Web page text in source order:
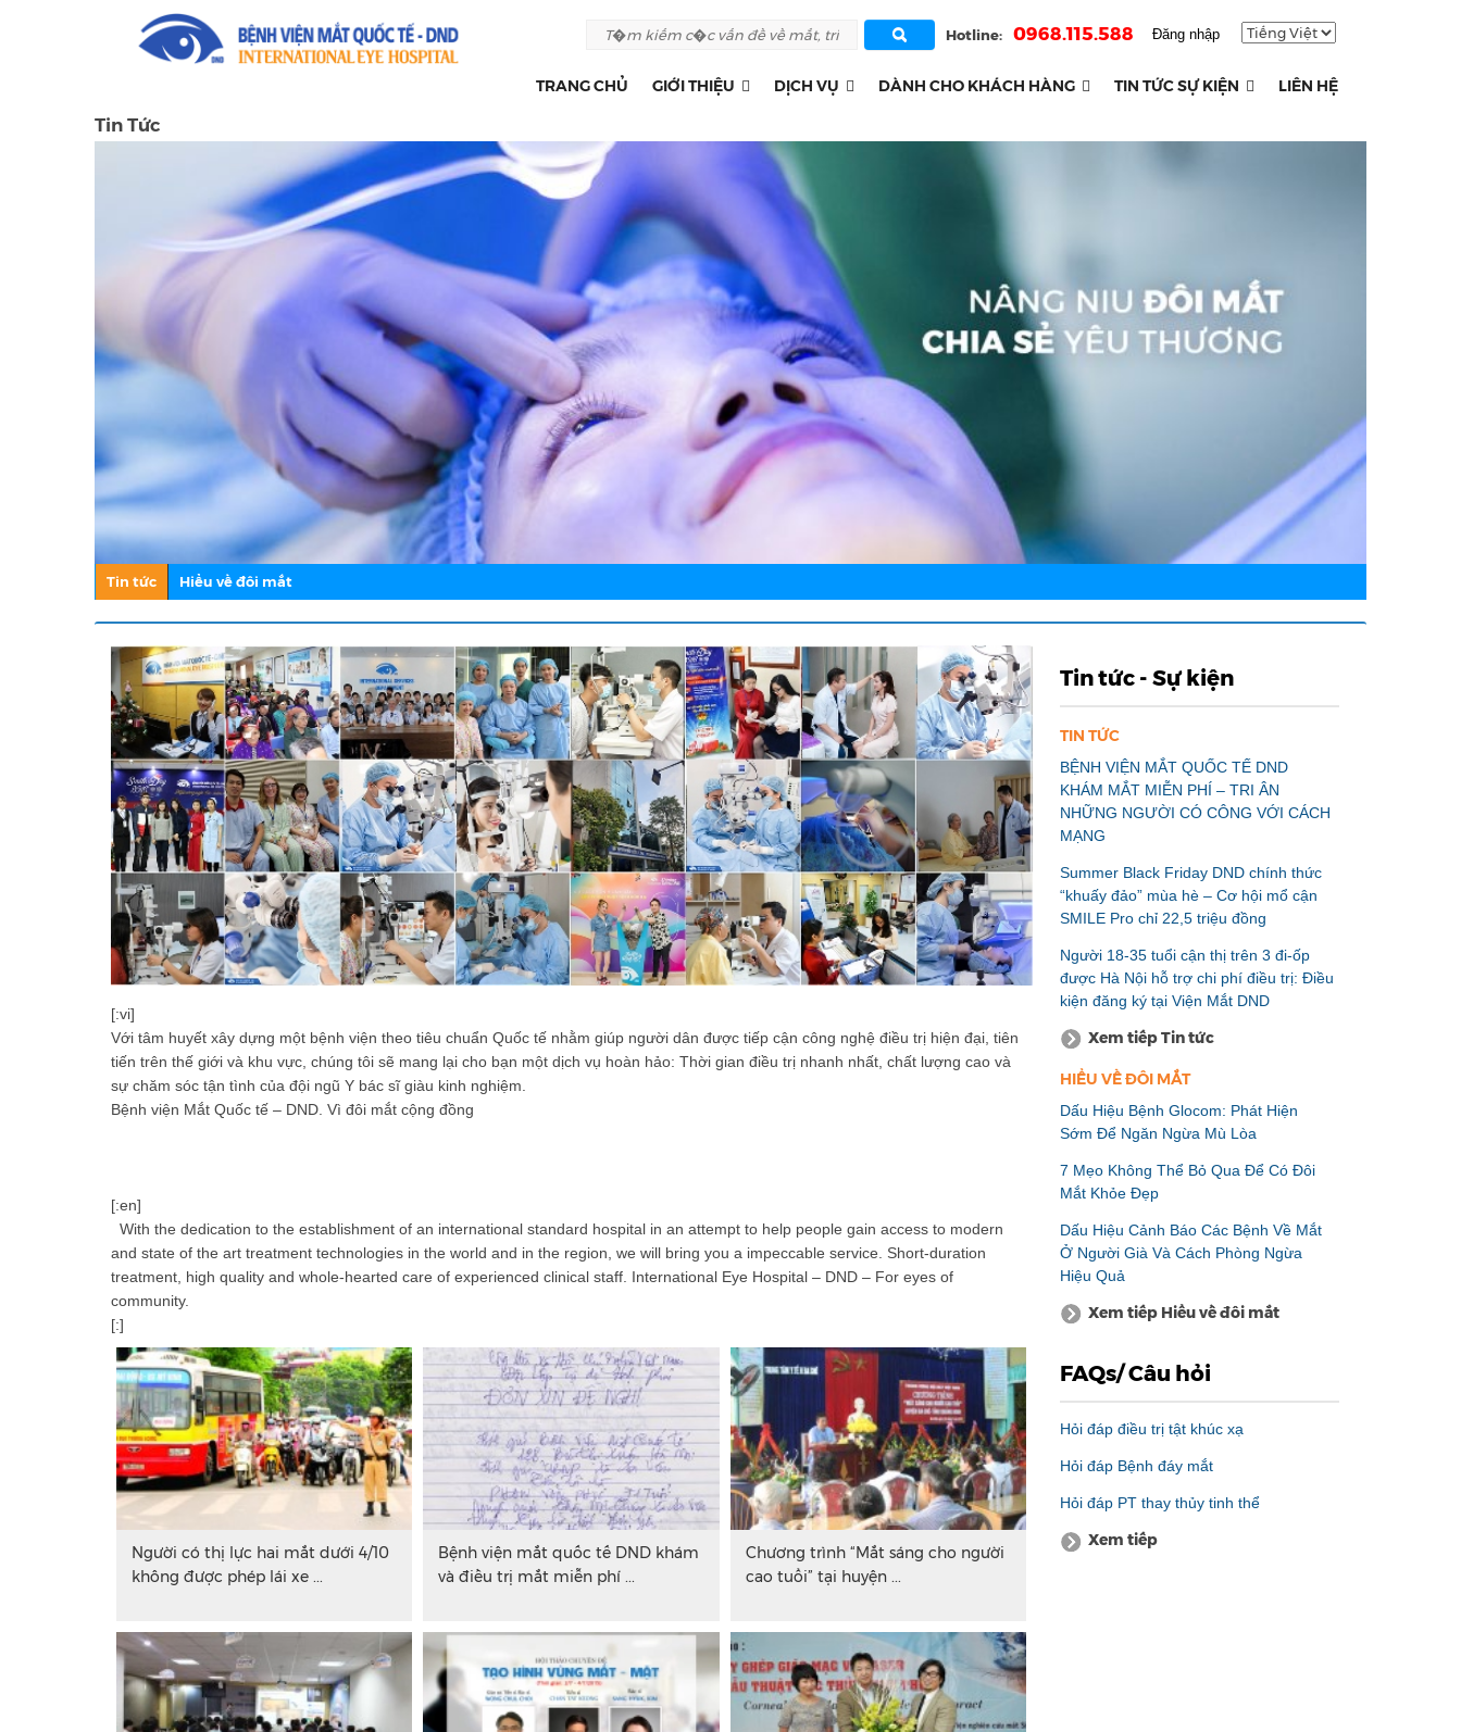
Đăng nhập
Hotline: 0968.115.588
TRANG CHỦ GIỚI THIỆU DỊCH VỤ DÀNH CHO KHÁCH HÀNG TIN TỨC SỰ KIỆN LIÊN HỆ
Tin Tức
Tin tức Hiểu về đôi mắt
[:vi]
Với tâm huyết xây dựng một bệnh viện theo tiêu chuẩn Quốc tế nhằm giúp người dân được tiếp cận công nghệ điều trị hiện đại, tiên
tiến trên thế giới và khu vực, chúng tôi sẽ mang lại cho bạn một dịch vụ hoàn hảo: Thời gian điều trị nhanh nhất, chất lượng cao và
sự chăm sóc tận tình của đội ngũ Y bác sĩ giàu kinh nghiệm.
Bệnh viện Mắt Quốc tế – DND. Vì đôi mắt cộng đồng
[:en]
With the dedication to the establishment of an international standard hospital in an attempt to help people gain access to modern
and state of the art treatment technologies in the world and in the region, we will bring you a impeccable service. Short-duration
treatment, high quality and whole-hearted care of experienced clinical staff. International Eye Hospital – DND – For eyes of
community.
[:]
Người có thị lực hai mắt dưới 4/10
không được phép lái xe ...
Bệnh viện mắt quốc tế DND khám
và điều trị mắt miễn phí ...
Chương trình “Mắt sáng cho người
cao tuổi” tại huyện ...
Tin tức - Sự kiện
TIN TỨC
BỆNH VIỆN MẮT QUỐC TẾ DND
KHÁM MẮT MIỄN PHÍ – TRI ÂN
NHỮNG NGƯỜI CÓ CÔNG VỚI CÁCH
MẠNG
Summer Black Friday DND chính thức
“khuấy đảo” mùa hè – Cơ hội mổ cận
SMILE Pro chỉ 22,5 triệu đồng
Người 18-35 tuổi cận thị trên 3 đi-ốp
được Hà Nội hỗ trợ chi phí điều trị: Điều
kiện đăng ký tại Viện Mắt DND
Xem tiếp Tin tức
HIỂU VỀ ĐÔI MẮT
Dấu Hiệu Bệnh Glocom: Phát Hiện
Sớm Để Ngăn Ngừa Mù Lòa
7 Mẹo Không Thể Bỏ Qua Để Có Đôi
Mắt Khỏe Đẹp
Dấu Hiệu Cảnh Báo Các Bệnh Về Mắt
Ở Người Già Và Cách Phòng Ngừa
Hiệu Quả
Xem tiếp Hiểu về đôi mắt
FAQs/ Câu hỏi
Hỏi đáp điều trị tật khúc xạ
Hỏi đáp Bệnh đáy mắt
Hỏi đáp PT thay thủy tinh thể
Xem tiếp